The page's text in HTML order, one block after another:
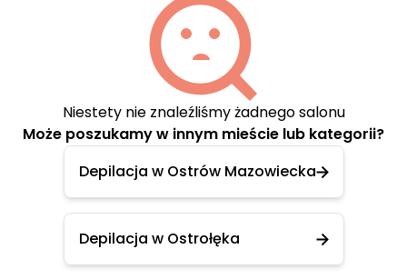
Niestety nie znaleźliśmy żadnego salonu
Może poszukamy w innym mieście lub kategorii?
Depilacja w Ostrów Mazowiecka
Depilacja w Ostrołęka